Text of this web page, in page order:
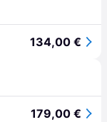
134,00 €
179,00 €